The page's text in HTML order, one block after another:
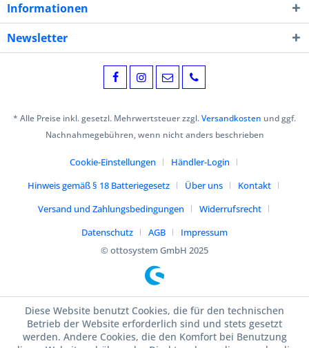
Informationen
Newsletter
* Alle Preise inkl. gesetzl. Mehrwertsteuer zzgl.Versandkosten und ggf.
Nachnahmegebühren, wenn nicht anders beschrieben
Cookie-Einstellungen
Händler-Login
Hinweis gemäß § 18 Batteriegesetz
Über uns
Kontakt
Versand und Zahlungsbedingungen
Widerrufsrecht
Datenschutz
AGB
Impressum
© ottosystem GmbH 2025
Diese Website benutzt Cookies, die für den technischen
Betrieb der Website erforderlich sind und stets gesetzt
werden. Andere Cookies, die den Komfort bei Benutzung